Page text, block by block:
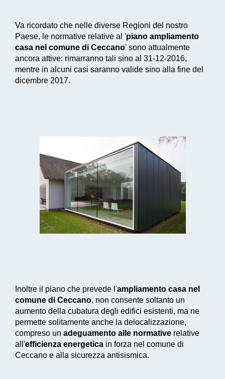
Va ricordato che nelle diverse Regioni del nostro
Paese, le normative relative al 'piano ampliamento
casa nel comune di Ceccano' sono attualmente
ancora attive: rimarranno tali sino al 31-12-2016,
mentre in alcuni casi saranno valide sino alla fine del
dicembre 2017.
Inoltre il piano che prevede l'ampliamento casa nel
comune di Ceccano, non consente soltanto un
aumento della cubatura degli edifici esistenti, ma ne
permette solitamente anche la delocalizzazione,
compreso un adeguamento alle normative relative
all'efficienza energetica in forza nel comune di
Ceccano e alla sicurezza antisismica.